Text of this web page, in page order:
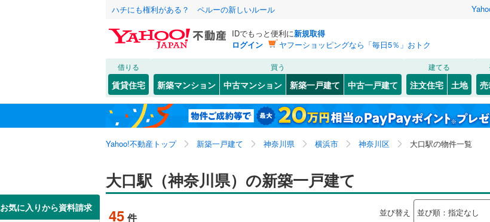
ハチにも権利がある？ ペルーの新しいルール
IDでもっと便利に新規取得
ログイン
ヤフーショッピングなら「毎日5％」おトク
借りる
賃貸住宅
買う
新築マンション 中古マンション 新築一戸建て 中古一戸建て
建てる
注文住宅 土地
Yahoo!不動産トップ 新築一戸建て 神奈川県 横浜市 神奈川区 大口駅の物件一覧
お気に入りから資料請求
大口駅（神奈川県）の新築一戸建て
45 件 並び替え
北海道 北海道
東北 青森 岩手 宮城 秋田 山形
関東 東京 神奈川 埼玉 千葉 茨城
信越・北陸 新潟 長野 富山
三重
JR 東北本線(1,674) 常磐線(833)
川越線(781) 高崎線(1,610)
吾妻線(50) 両毛線(351)
日光線 ( 197) 烏山線(145)
(2,320)
内房線(438)
(45) (88) (81) (42) (87) (106) (29)
(339) ( 170) ( 303) 329) (91
こだわり条件 設備
床暖房（9） オール電化（0）
駐車場2台以上（3） ビルトインガレージ（
ＴＶモニタ付インターホン
防犯カメラ（0）
配置、向き、建ち方、日当たり
角地（3）
検索条件を保存しました
この検索条件の新着物件通知は、 マイページから設定
関東、大口駅、価格未定を含む、建築条件付き
む、間取り未定を含む
検索条件を保存する
お気に入りリストを
閉じる
お気に入りリストを
閉じる